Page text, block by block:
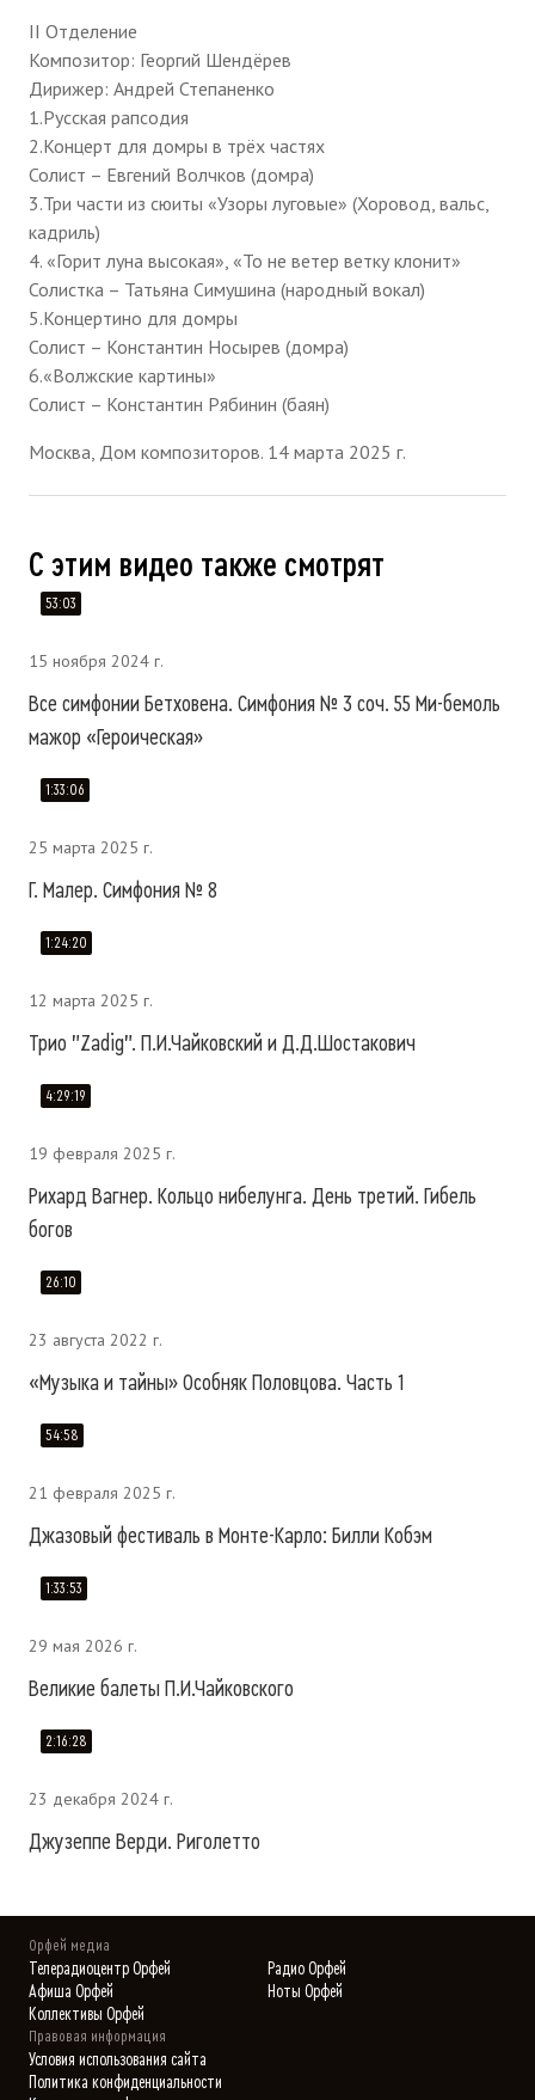
II Отделение
Композитор: Георгий Шендёрев
Дирижер: Андрей Степаненко
1.Русская рапсодия
2.Концерт для домры в трёх частях
Солист – Евгений Волчков (домра)
3.Три части из сюиты «Узоры луговые» (Хоровод, вальс,
кадриль)
4. «Горит луна высокая», «То не ветер ветку клонит»
Солистка – Татьяна Симушина (народный вокал)
5.Концертино для домры
Солист – Константин Носырев (домра)
6.«Волжские картины»
Солист – Константин Рябинин (баян)
Москва, Дом композиторов. 14 марта 2025 г.
С этим видео также смотрят
53:03
15 ноября 2024 г.
Все симфонии Бетховена. Симфония № 3 соч. 55 Ми-бемоль
мажор «Героическая»
1:33:06
25 марта 2025 г.
Г. Малер. Симфония № 8
1:24:20
12 марта 2025 г.
Трио "Zadig". П.И.Чайковский и Д.Д.Шостакович
4:29:19
19 февраля 2025 г.
Рихард Вагнер. Кольцо нибелунга. День третий. Гибель
богов
26:10
23 августа 2022 г.
«Музыка и тайны» Особняк Половцова. Часть 1
54:58
21 февраля 2025 г.
Джазовый фестиваль в Монте-Карло: Билли Кобэм
1:33:53
29 мая 2026 г.
Великие балеты П.И.Чайковского
2:16:28
23 декабря 2024 г.
Джузеппе Верди. Риголетто
Орфей медиа
Телерадиоцентр Орфей
Радио Орфей
Афиша Орфей
Ноты Орфей
Коллективы Орфей
Правовая информация
Условия использования сайта
Политика конфиденциальности